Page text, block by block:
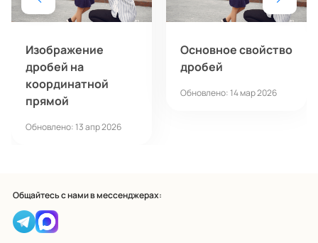
Изображение
дробей на
координатной
прямой
Обновлено: 13 апр 2026
Основное свойство
дробей
Обновлено: 14 мар 2026
Общайтесь с нами в мессенджерах: